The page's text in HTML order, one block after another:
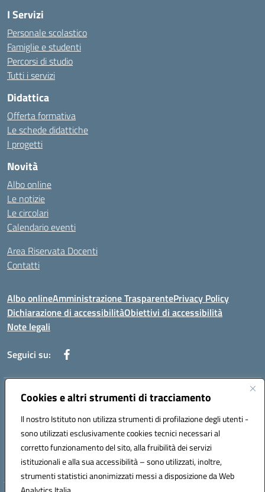
Cookies e altri strumenti di tracciamento
Il nostro Istituto non utilizza strumenti di profilazione degli utenti -
sono utilizzati esclusivamente cookies tecnici necessari al
corretto funzionamento del sito, alla fruibilità dei servizi
istituzionali e alla sua accessibilità – sono utilizzati, inoltre,
strumenti statistici anonimizzati messi a disposizione da Web
I Servizi
Personale scolastico
Famiglie e studenti
Percorsi di studio
Tutti i servizi
Didattica
Offerta formativa
Le schede didattiche
I progetti
Novità
Albo online
Le notizie
Le circolari
Calendario eventi
Area Riservata Docenti
Contatti
Albo onlineAmministrazione TrasparentePrivacy Policy
Dichiarazione di accessibilitàObiettivi di accessibilità
Note legali
Seguici su:
Indirizzo:Via Rimembranza,33 – 81020 Casapulla (CE)
Posta elettronica certificata (PEC):ceic82800v@pec.istruzione.it
Codice fiscale: 94007130613
Codice meccanografico: CEIC82800V